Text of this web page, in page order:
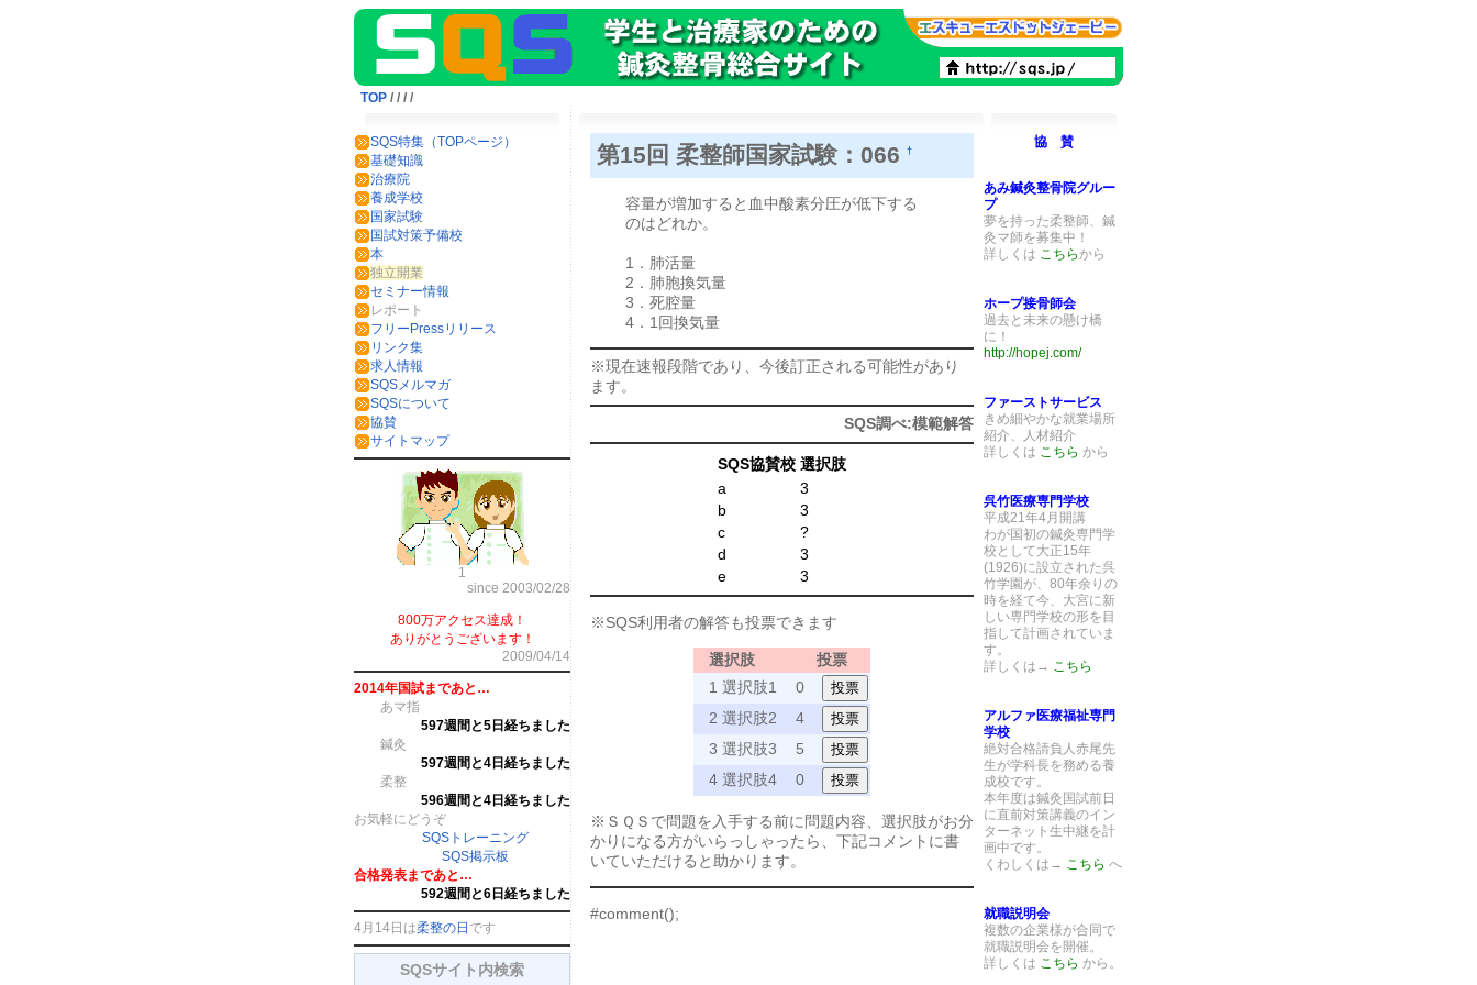
TOP / / / /
SQS特集（TOPページ）
基礎知識
治療院
養成学校
国家試験
国試対策予備校
本
独立開業
セミナー情報
レポート
フリーPressリリース
リンク集
求人情報
SQSメルマガ
SQSについて
協賛
サイトマップ
1
since 2003/02/28
800万アクセス達成！
ありがとうございます！
2009/04/14
2014年国試まであと…
あマ指
597週間と5日経ちました
鍼灸
597週間と4日経ちました
柔整
596週間と4日経ちました
お気軽にどうぞ
SQSトレーニング
SQS掲示板
合格発表まであと…
592週間と6日経ちました
4月14日は柔整の日 です
SQSサイト内検索
第15回 柔整師国家試験：066 †
容量が増加すると血中酸素分圧が低下する
のはどれか。
1．肺活量
2．肺胞換気量
3．死腔量
4．1回換気量
※現在速報段階であり、今後訂正される可能性があり
ます。
SQS調べ:模範解答
SQS協賛校 選択肢
a
3
b
3
c
?
d
3
e
3
※SQS利用者の解答も投票できます
選択肢
投票
1 選択肢1
0
2 選択肢2
4
3 選択肢3
5
4 選択肢4
0
※ＳＱＳで問題を入手する前に問題内容、選択肢がお分
かりになる方がいらっしゃったら、下記コメントに書
いていただけると助かります。
#comment();
協 賛
あみ鍼灸整骨院グルー
プ
夢を持った柔整師、鍼
灸マ師を募集中！
詳しくは こちらから
ホープ接骨師会
過去と未来の懸け橋
に！
http://hopej.com/
ファーストサービス
きめ細やかな就業場所
紹介、人材紹介
詳しくは こちら から
呉竹医療専門学校
平成21年4月開講
わが国初の鍼灸専門学
校として大正15年
(1926)に設立された呉
竹学園が、80年余りの
時を経て今、大宮に新
しい専門学校の形を目
指して計画されていま
す。
詳しくは→ こちら
アルファ医療福祉専門
学校
絶対合格請負人赤尾先
生が学科長を務める養
成校です。
本年度は鍼灸国試前日
に直前対策講義のイン
ターネット生中継を計
画中です。
くわしくは→ こちら へ
就職説明会
複数の企業様が合同で
就職説明会を開催。
詳しくは こちら から。